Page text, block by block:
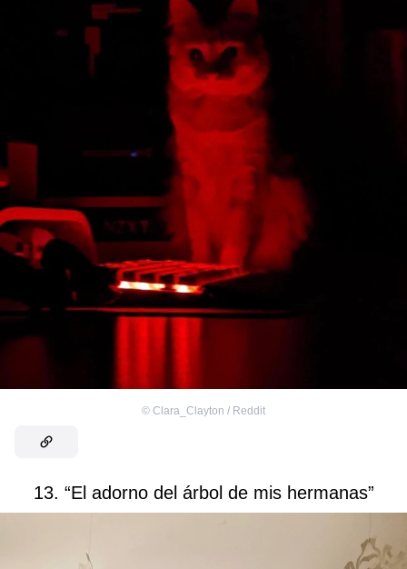
© Clara_Clayton / Reddit
13. “El adorno del árbol de mis hermanas”